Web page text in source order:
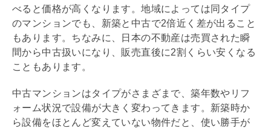
べると価格が高くなります。地域によっては同タイプ
のマンションでも、新築と中古で2倍近く差が出ること
もあります。ちなみに、日本の不動産は売買された瞬
間から中古扱いになり、販売直後に2割くらい安くなる
こともあります。
中古マンションはタイプがさまざまで、築年数や リフ
ォーム状況で設備が大きく変わってきます。新築時か
ら設備をほとんど変えていない物件だと、使い勝手が